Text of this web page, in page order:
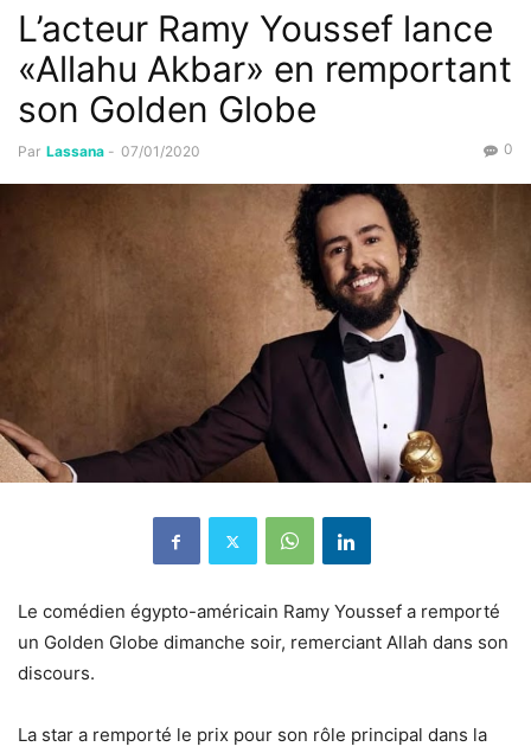
L’acteur Ramy Youssef lance
«Allahu Akbar» en remportant
son Golden Globe
Par Lassana - 07/01/2020 0
Le comédien égypto-américain Ramy Youssef a remporté
un Golden Globe dimanche soir, remerciant Allah dans son
discours.
La star a remporté le prix pour son rôle principal dans la